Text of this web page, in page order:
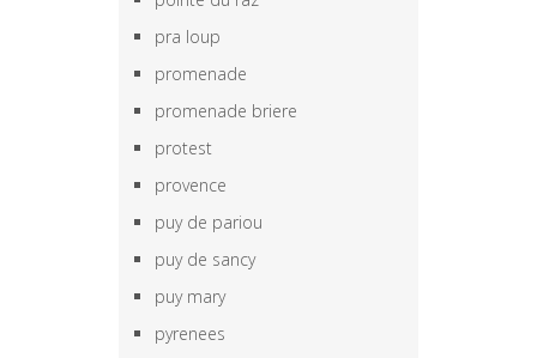
pra loup
promenade
promenade briere
protest
provence
puy de pariou
puy de sancy
puy mary
pyrenees